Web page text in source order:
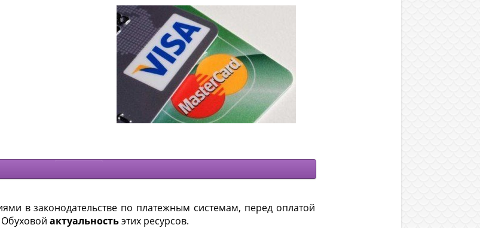
в законодательстве по платежным системам, перед оплатой
Обуховой актуальностьэтих ресурсов.